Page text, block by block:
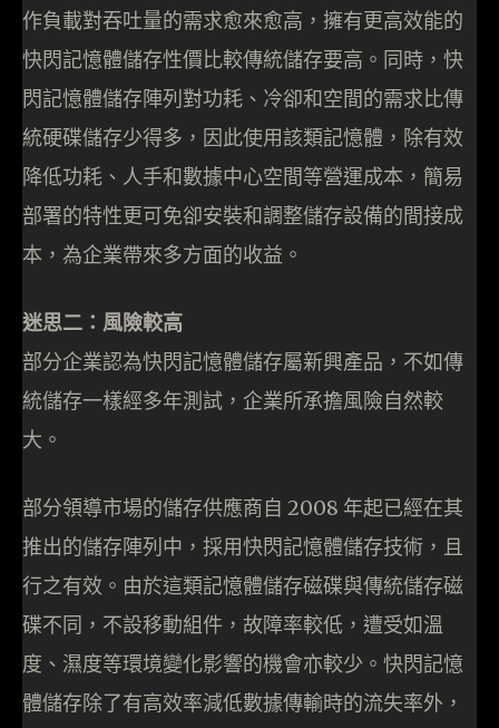
作負載對吞吐量的需求愈來愈高，擁有更高效能的
快閃記憶體儲存性價比較傳統儲存要高。同時，快
閃記憶體儲存陣列對功耗、冷卻和空間的需求比傳
統硬碟儲存少得多，因此使用該類記憶體，除有效
降低功耗、人手和數據中心空間等營運成本，簡易
部署的特性更可免卻安裝和調整儲存設備的間接成
本，為企業帶來多方面的收益。
迷思二：風險較高
部分企業認為快閃記憶體儲存屬新興產品，不如傳
統儲存一樣經多年測試，企業所承擔風險自然較
大。
部分領導市場的儲存供應商自 2008 年起已經在其
推出的儲存陣列中，採用快閃記憶體儲存技術，且
行之有效。由於這類記憶體儲存磁碟與傳統儲存磁
碟不同，不設移動組件，故障率較低，遭受如溫
度、濕度等環境變化影響的機會亦較少。快閃記憶
體儲存除了有高效率減低數據傳輸時的流失率外，